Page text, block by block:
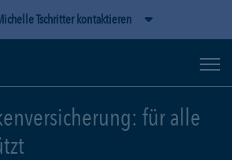
Tschritter kontaktieren
für alle